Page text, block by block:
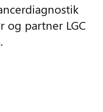
og partner LGC